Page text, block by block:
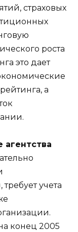
страховых
роста
это дает
а
учета
конец 2005